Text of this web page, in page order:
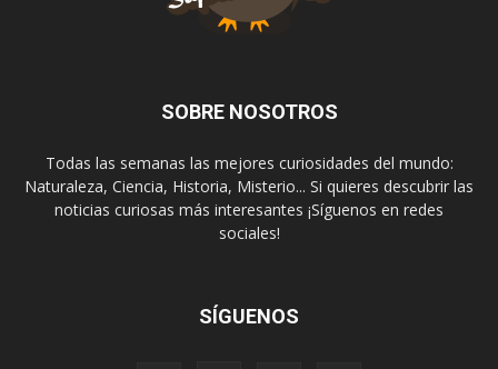
SOBRE NOSOTROS
Todas las semanas las mejores curiosidades del mundo:
Naturaleza, Ciencia, Historia, Misterio... Si quieres descubrir las
noticias curiosas más interesantes ¡Síguenos en redes
sociales!
SÍGUENOS